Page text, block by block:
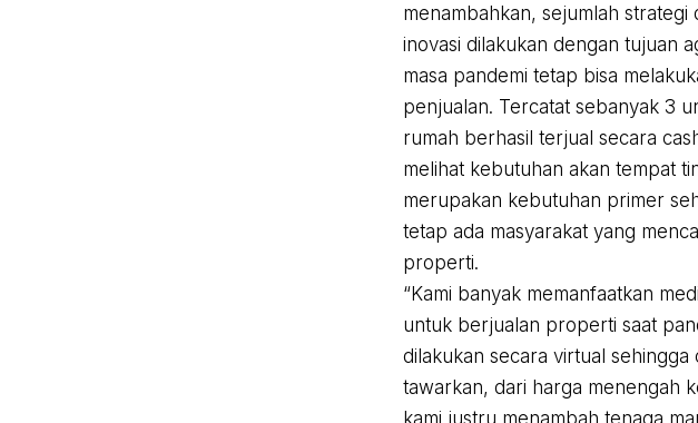
menambahkan, sejumlah strategi
inovasi dilakukan dengan tujuan
masa pandemi tetap bisa
penjualan. Tercatat sebanyak 3
rumah berhasil terjual secara
melihat kebutuhan akan tempat
merupakan kebutuhan primer
tetap ada masyarakat yang
properti.
“Kami banyak memanfaatkan
untuk berjualan properti saat
dilakukan secara virtual
tawarkan, dari harga menengah
kami justru menambah tenaga